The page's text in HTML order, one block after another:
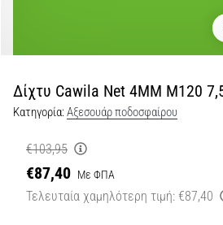
άρθρων
Δίχτυ Cawila Net 4MM M120
Κατηγορία:Αξεσουάρ ποδοσφαίρου
€103,95
€87,40 Με ΦΠΑ
Τελευταία χαμηλότερη τιμή: €87,40